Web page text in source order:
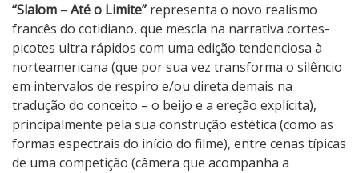
“Slalom – Até o Limite” representa o novo realismo
francês do cotidiano, que mescla na narrativa cortes-
picotes ultra rápidos com uma edição tendenciosa à
norteamericana (que por sua vez transforma o silêncio
em intervalos de respiro e/ou direta demais na
tradução do conceito – o beijo e a ereção explícita),
principalmente pela sua construção estética (como as
formas espectrais do início do filme), entre cenas típicas
de uma competição (câmera que acompanha a